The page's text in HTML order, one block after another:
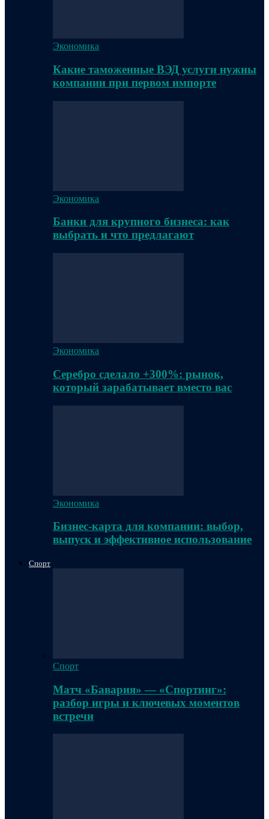
Экономика
Какие таможенные ВЭД услуги нужны
компании при первом импорте
Экономика
Банки для крупного бизнеса: как
выбрать и что предлагают
Экономика
Серебро сделало +300%: рынок,
который зарабатывает вместо вас
Экономика
Бизнес-карта для компании: выбор,
выпуск и эффективное использование
Спорт
Спорт
Матч «Бавария» — «Спортинг»:
разбор игры и ключевых моментов
встречи